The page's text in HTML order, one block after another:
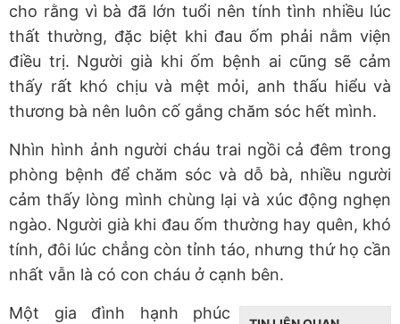
cho rằng vì bà đã lớn tuổi nên tính tình nhiều lúc
thất thường, đặc biệt khi đau ốm phải nằm viện
điều trị. Người già khi ốm bệnh ai cũng sẽ cảm
thấy rất khó chịu và mệt mỏi, anh thấu hiểu và
thương bà nên luôn cố gắng chăm sóc hết mình.
Nhìn hình ảnh người cháu trai ngồi cả đêm trong
phòng bệnh để chăm sóc và dỗ bà, nhiều người
cảm thấy lòng mình chùng lại và xúc động nghẹn
ngào. Người già khi đau ốm thường hay quên, khó
tính, đôi lúc chẳng còn tỉnh táo, nhưng thứ họ cần
nhất vẫn là có con cháu ở cạnh bên.
Một gia đình hạnh phúc